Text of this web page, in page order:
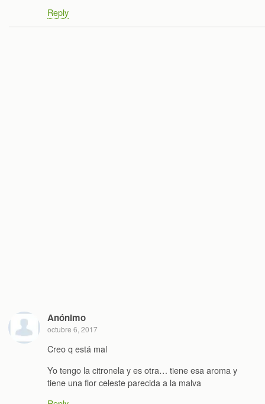
Reply
Anónimo
octubre 6, 2017
Creo q está mal
Yo tengo la citronela y es otra… tiene esa aroma y
tiene una flor celeste parecida a la malva